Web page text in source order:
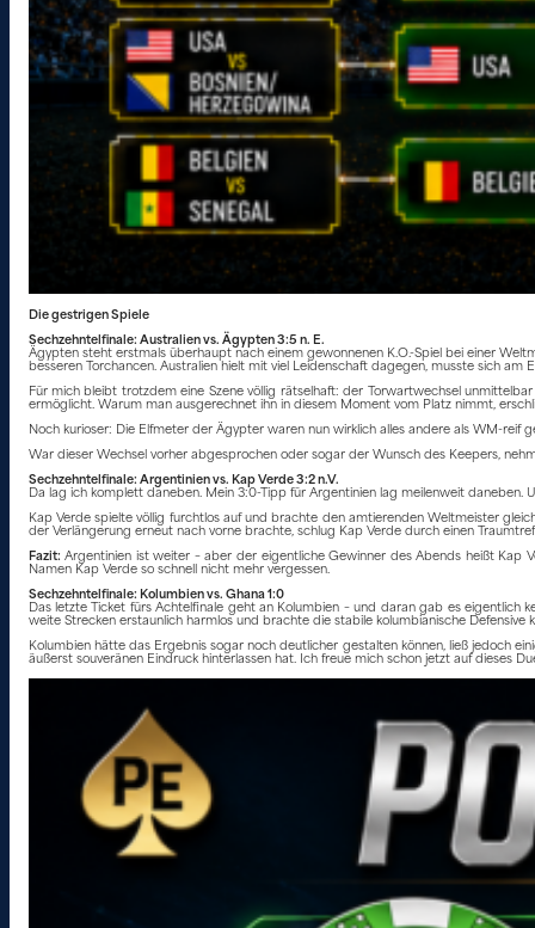
Die gestrigen Spiele
Sechzehntelfinale: Australien vs. Ägypten 3:5 n. E.
Ägypten steht erstmals überhaupt nach einem gewonnenen K.O.-Spiel bei einer
besseren Torchancen. Australien hielt mit viel Leidenschaft dagegen, musste sich am
Für mich bleibt trotzdem eine Szene völlig rätselhaft: der Torwartwechsel
ermöglicht. Warum man ausgerechnet ihn in diesem Moment vom Platz nimmt,
Noch kurioser: Die Elfmeter der Ägypter waren nun wirklich alles andere als WM-reif
War dieser Wechsel vorher abgesprochen oder sogar der Wunsch des Keepers,
Sechzehntelfinale: Argentinien vs. Kap Verde 3:2 n.V.
Da lag ich komplett daneben. Mein 3:0-Tipp für Argentinien lag meilenweit
Kap Verde spielte völlig furchtlos auf und brachte den amtierenden Weltmeister
der Verlängerung erneut nach vorne brachte, schlug Kap Verde durch einen
Fazit: Argentinien ist weiter – aber der eigentliche Gewinner des Abends heißt Kap
Namen Kap Verde so schnell nicht mehr vergessen.
Sechzehntelfinale: Kolumbien vs. Ghana 1:0
Das letzte Ticket fürs Achtelfinale geht an Kolumbien – und daran gab es eigentlich
weite Strecken erstaunlich harmlos und brachte die stabile kolumbianische Defensive
Kolumbien hätte das Ergebnis sogar noch deutlicher gestalten können, ließ jedoch
äußerst souveränen Eindruck hinterlassen hat. Ich freue mich schon jetzt auf dieses